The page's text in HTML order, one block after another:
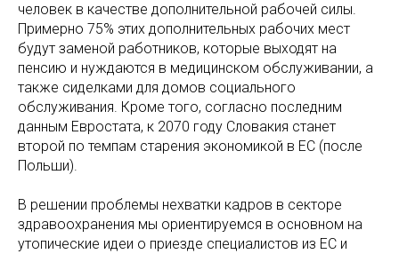
человек в качестве дополнительной рабочей силы.
Примерно 75% этих дополнительных рабочих мест
будут заменой работников, которые выходят на
пенсию и нуждаются в медицинском обслуживании, а
также сиделками для домов социального
обслуживания. Кроме того, согласно последним
данным Евростата, к 2070 году Словакия станет
второй по темпам старения экономикой в ЕС (после
Польши).
В решении проблемы нехватки кадров в секторе
здравоохранения мы ориентируемся в основном на
утопические идеи о приезде специалистов из ЕС и